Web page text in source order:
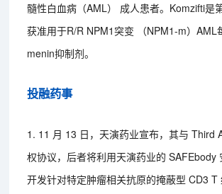
髓性白血病（AML） 成人患者。Komzifti是
获准用于R/R NPM1突变 （NPM1-m）AML
menin抑制剂。
投融药事
1. 11 月 13 日，天演药业宣布，其与 Third
权协议，后者将利用天演药业的 SAFEbody
开发针对特定肿瘤相关抗原的掩蔽型 CD3 T